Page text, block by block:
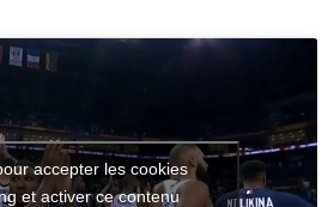
accepter les cookies
et activer ce contenu